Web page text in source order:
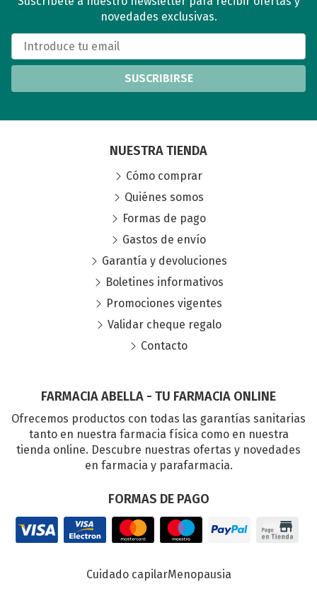
novedades exclusivas.
SUSCRIBIRSE
FARMACIA ABELLA - TU FARMACIA ONLINE
Ofrecemos productos con todas las garantías sanitarias
tanto en nuestra farmacia física como en nuestra
tienda online. Descubre nuestras ofertas y novedades
en farmacia y parafarmacia.
FORMAS DE PAGO
NUESTRA TIENDA
Cómo comprar
Quiénes somos
Formas de pago
Gastos de envío
Garantía y devoluciones
Boletines informativos
Promociones vigentes
Validar cheque regalo
Contacto
Cuidado capilarMenopausia